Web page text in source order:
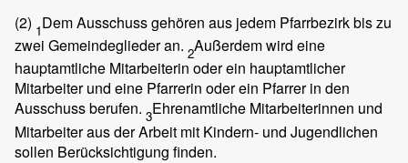
(2) 1Dem Ausschuss gehören aus jedem Pfarrbezirk bis zu
zwei Gemeindeglieder an. 2Außerdem wird eine
hauptamtliche Mitarbeiterin oder ein hauptamtlicher
Mitarbeiter und eine Pfarrerin oder ein Pfarrer in den
Ausschuss berufen. 3Ehrenamtliche Mitarbeiterinnen und
Mitarbeiter aus der Arbeit mit Kindern- und Jugendlichen
sollen Berücksichtigung finden.